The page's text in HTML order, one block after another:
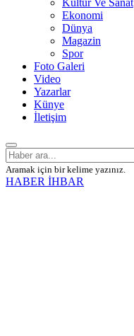
Kültür Ve Sanat
Ekonomi
Dünya
Magazin
Spor
Foto Galeri
Video
Yazarlar
Künye
İletişim
Aramak için bir kelime yazınız.
HABER İHBAR